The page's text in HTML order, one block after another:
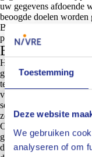
Toestemming
Deze website
We gebruiken
analyseren of om
uw gegevens afdoende
beoogde doelen worden
Buiten deze doelen
persoonsgegevens aan
Beveiliging
Het NIVRE heeft
genomen om de door u
tegen onrechtmatig
verbindingen verzonden
servers. De
zoekmachines.
Onze werknemers zijn
gegevens te
derden die door ons